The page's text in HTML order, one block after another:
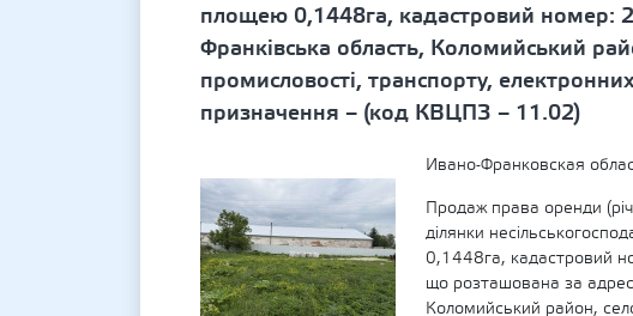
площею 0,1448га, кадастровий номер:
Франківська область, Коломийський
промисловості, транспорту,
призначення – (код КВЦПЗ – 11.02)
Ивано-Франковская
Продаж права оренди
ділянки
0,1448га, кадастровий
що розташована за
Коломийський район,